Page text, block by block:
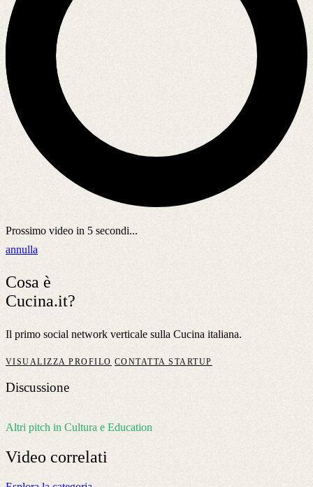
Prossimo video in 5 secondi...
annulla
Cosa è
Cucina.it?
Il primo social network verticale sulla Cucina italiana.
VISUALIZZA PROFILO CONTATTA STARTUP
Discussione
Altri pitch in Cultura e Education
Video correlati